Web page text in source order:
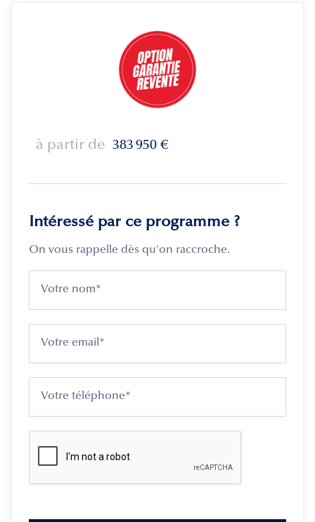
à partir de 383 950 €
Intéressé par ce programme ?
On vous rappelle dès qu'on raccroche.